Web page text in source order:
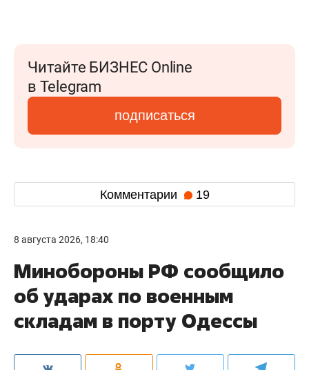
Читайте БИЗНЕС Online
в Telegram
подписаться
Комментарии 19
8 августа 2026, 18:40
Минобороны РФ сообщило
об ударах по военным
складам в порту Одессы